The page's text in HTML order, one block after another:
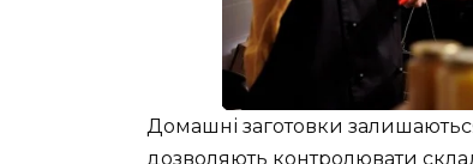
Домашні заготовки
дозволяють контролювати